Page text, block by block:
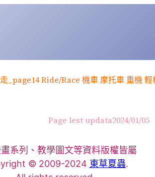
Page lest updata2024/01/05
系列、教學圖文等資料版權皆屬
© 2009-2024 東草夏蟲.